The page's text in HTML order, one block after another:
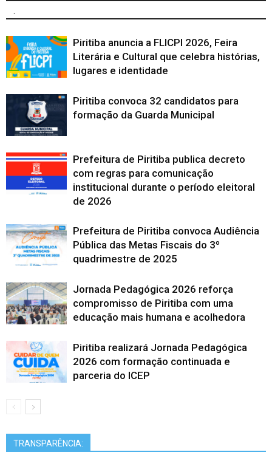
Piritiba anuncia a FLICPI 2026, Feira
Literária e Cultural que celebra histórias,
lugares e identidade
Piritiba convoca 32 candidatos para
formação da Guarda Municipal
Prefeitura de Piritiba publica decreto
com regras para comunicação
institucional durante o período eleitoral
de 2026
Prefeitura de Piritiba convoca Audiência
Pública das Metas Fiscais do 3º
quadrimestre de 2025
Jornada Pedagógica 2026 reforça
compromisso de Piritiba com uma
educação mais humana e acolhedora
Piritiba realizará Jornada Pedagógica
2026 com formação continuada e
parceria do ICEP
TRANSPARÊNCIA: